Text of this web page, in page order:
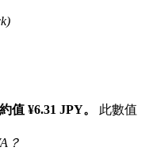
值 ¥6.31 JPY。
此數值
？